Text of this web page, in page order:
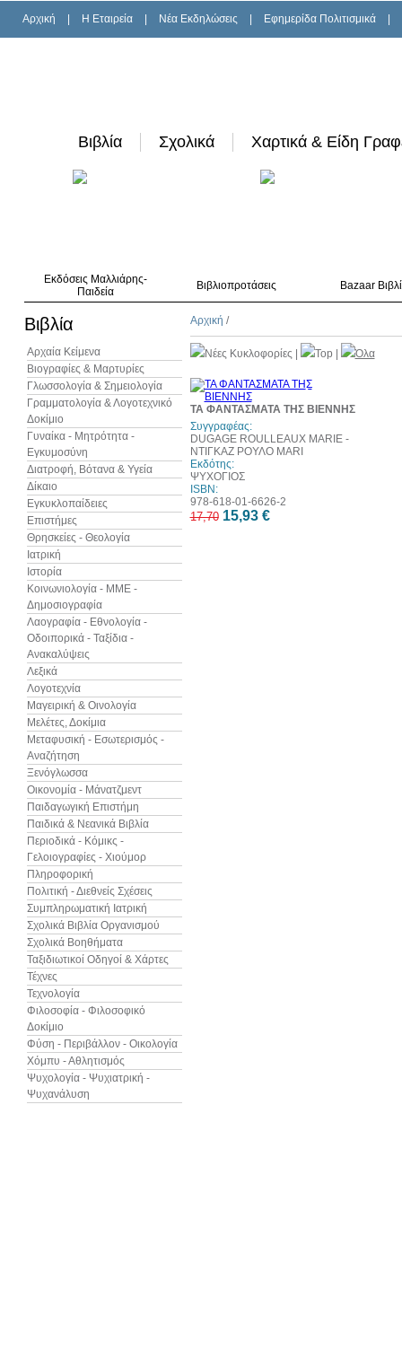
Αρχική H Εταιρεία Νέα Εκδηλώσεις Εφημερίδα Πολιτισμικά
Βιβλία Σχολικά Χαρτικά & Είδη
Εκδόσεις Μαλλιάρης-
Παιδεία
Βιβλιοπροτάσεις Bazaar
Βιβλία
Αρχαία Κείμενα
Βιογραφίες & Μαρτυρίες
Γλωσσολογία & Σημειολογία
Γραμματολογία & Λογοτεχνικό
Δοκίμιο
Γυναίκα - Μητρότητα -
Εγκυμοσύνη
Διατροφή, Βότανα & Υγεία
Δίκαιο
Εγκυκλοπαίδειες
Επιστήμες
Θρησκείες - Θεολογία
Ιατρική
Ιστορία
Κοινωνιολογία - ΜΜΕ -
Δημοσιογραφία
Λαογραφία - Εθνολογία -
Οδοιπορικά - Ταξίδια -
Ανακαλύψεις
Λεξικά
Λογοτεχνία
Μαγειρική & Οινολογία
Μελέτες, Δοκίμια
Μεταφυσική - Εσωτερισμός -
Αναζήτηση
Ξενόγλωσσα
Οικονομία - Μάνατζμεντ
Παιδαγωγική Επιστήμη
Παιδικά & Νεανικά Βιβλία
Περιοδικά - Κόμικς -
Γελοιογραφίες - Χιούμορ
Πληροφορική
Πολιτική - Διεθνείς Σχέσεις
Συμπληρωματική Ιατρική
Σχολικά Βιβλία Οργανισμού
Σχολικά Βοηθήματα
Ταξιδιωτικοί Οδηγοί & Χάρτες
Τέχνες
Τεχνολογία
Φιλοσοφία - Φιλοσοφικό
Δοκίμιο
Φύση - Περιβάλλον - Οικολογία
Χόμπυ - Αθλητισμός
Ψυχολογία - Ψυχιατρική -
Ψυχανάλυση
Αρχική /
Νέες Κυκλοφορίες Top Όλα
10%
ΤΑ ΦΑΝΤΑΣΜΑΤΑ ΤΗΣ ΒΙΕΝΝΗΣ
Συγγραφέας:
DUGAGE ROULLEAUX MARIE -
ΝΤΙΓΚΑΖ ΡΟΥΛΟ MARI
Εκδότης:
ΨΥΧΟΓΙΟΣ
ISBN:
978-618-01-6626-2
17,70 15,93 €